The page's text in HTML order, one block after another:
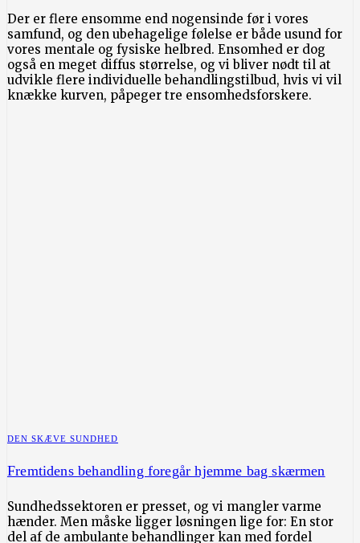
Der er flere ensomme end nogensinde før i vores
samfund, og den ubehagelige følelse er både usund for
vores mentale og fysiske helbred. Ensomhed er dog
også en meget diffus størrelse, og vi bliver nødt til at
udvikle flere individuelle behandlingstilbud, hvis vi vil
knække kurven, påpeger tre ensomhedsforskere.
DEN SKÆVE SUNDHED
Fremtidens behandling foregår hjemme bag skærmen
Sundhedssektoren er presset, og vi mangler varme
hænder. Men måske ligger løsningen lige for: En stor
del af de ambulante behandlinger kan med fordel